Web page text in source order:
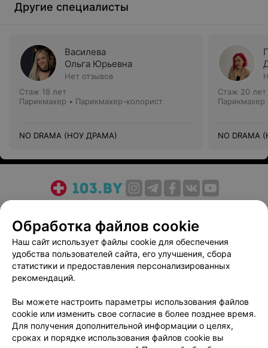
Другие специалисты
Василева
Ольга Юрьевна
Нет отзывов
Стаж 18 лет
Парикмахер • Парикмахер-колорист
NO DRAMA (НОУ ДРАМА)
Стаж 20 лет
Парикмахер
NO
Медицинский маркетинг
Публичный договор
Пользовательское соглашение
Способы оплаты
Вакансии
Партнеры
Написать руководителю 103.by
Персональные настройки cookie
Обработка персональных данных
Обработка файлов cookie
Наш сайт использует файлы cookie для обеспечения
удобства пользователей сайта, его улучшения, сбора
статистики и предоставления персонализированных
рекомендаций.
Вы можете настроить параметры использования файлов
cookie или изменить свое согласие в более позднее время.
Для получения дополнительной информации о целях,
сроках и порядке использования файлов cookie вы